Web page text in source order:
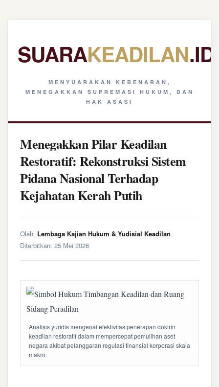
SUARAKEADILAN.ID
MENYUARAKAN KEBENARAN,
MENEGAKKAN SUPREMASI HUKUM, DAN
HAK ASASI
Menegakkan Pilar Keadilan
Restoratif: Rekonstruksi Sistem
Pidana Nasional Terhadap
Kejahatan Kerah Putih
Oleh: Lembaga Kajian Hukum & Yudisial Keadilan
Diterbitkan: 25 Mei 2026
Analisis yuridis mengenai efektivitas penerapan doktrin
keadilan restoratif dalam mempercepat pemulihan aset
negara akibat pelanggaran regulasi finansial korporasi skala
makro.